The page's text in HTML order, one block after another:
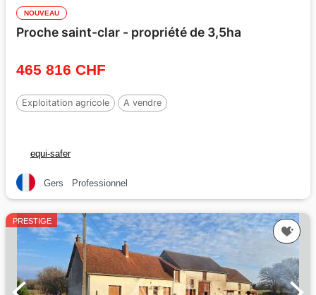
NOUVEAU
Proche saint-clar - propriété de 3,5ha
465 816 CHF
Exploitation agricole A vendre
equi-safer
Gers Professionnel
PRESTIGE